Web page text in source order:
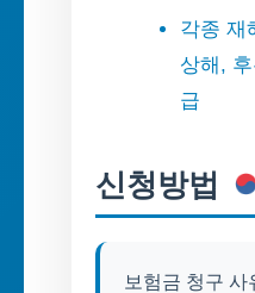
각종 재
상해,
급
신청방법
보험금 청구